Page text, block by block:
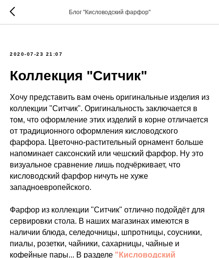
Блог "Кисловодский фарфор"
2020-07-23 21:07
Коллекция "Ситчик"
Хочу представить вам очень оригинальные изделия из
коллекции "Ситчик". Оригинальность заключается в
том, что оформление этих изделий в корне отличается
от традиционного оформления кисловодского
фарфора. Цветочно-растительный орнамент больше
напоминает саксонский или чешский фарфор. Ну это
визуальное сравнение лишь подчёркивает, что
кисловодский фарфор ничуть не хуже
западноевропейского.
Фарфор из коллекции "Ситчик" отлично подойдёт для
сервировки стола. В наших магазинах имеются в
наличии блюда, селедочницы, шпротницы, соусники,
пиалы, розетки, чайники, сахарницы, чайные и
кофейные пары... В разделе "Кисловодский